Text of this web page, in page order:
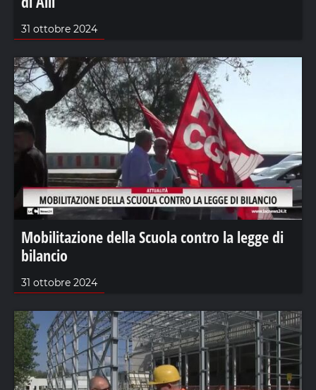
31 ottobre 2024
Mobilitazione della Scuola contro la legge di
bilancio
31 ottobre 2024